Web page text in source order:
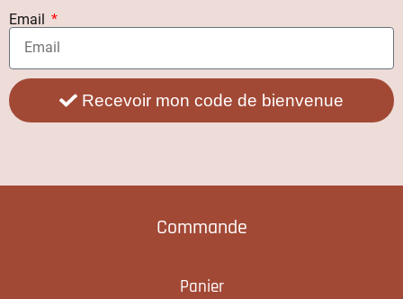
Email
Recevoir mon code de bienvenue
Commande
Panier